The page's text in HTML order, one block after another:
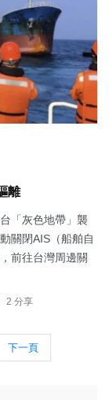
離
「灰色地帶」襲
關閉AIS（船舶自
前往台灣周邊關
2 分享
下一頁